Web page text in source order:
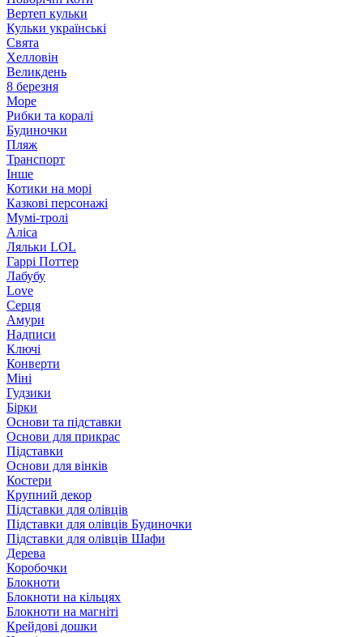
Вертеп кульки
Кульки українські
Свята
Хелловін
Великдень
8 березня
Море
Рибки та коралі
Будиночки
Пляж
Транспорт
Інше
Котики на морі
Казкові персонажі
Мумі-тролі
Аліса
Ляльки LOL
Гаррі Поттер
Лабубу
Love
Серця
Амури
Надписи
Ключі
Конверти
Міні
Гудзики
Бірки
Основи та підставки
Основи для прикрас
Підставки
Основи для вінків
Костери
Крупний декор
Підставки для олівців
Підставки для олівців Будиночки
Підставки для олівців Шафи
Дерева
Коробочки
Блокноти
Блокноти на кільцях
Блокноти на магніті
Крейдові дошки